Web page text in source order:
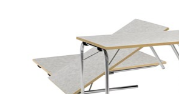
Logga in / Registrera dig
Hitta din säljare
Kontakta Lekolar